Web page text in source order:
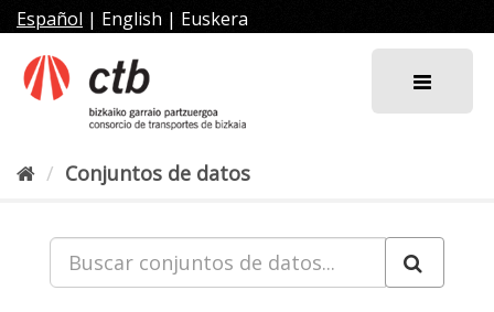
al
contenido
Español | English | Euskera
Conjuntos de datos